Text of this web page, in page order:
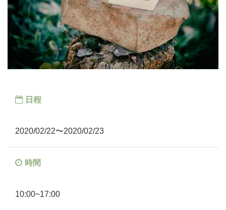
日程
2020/02/22〜2020/02/23
時間
10:00~17:00